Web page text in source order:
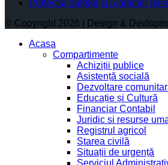
Protectia datelor cu caracter
© Copyright 2026 | Design &
Acasa
Compartimente
Achiziții publice
Asistență socială
Dezvoltare
Educație și Cultură
Financiar Contabil
Juridic si resurse
Registrul agricol
Starea civilă
Situații de urgență